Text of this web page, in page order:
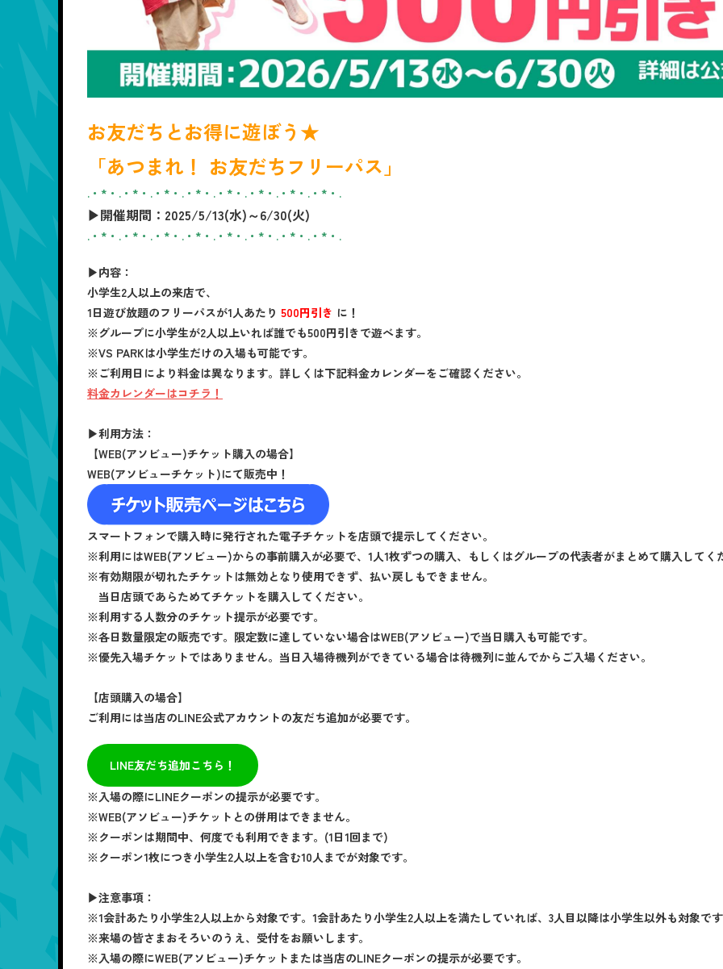
お友だちとお得に遊ぼう★
「あつまれ！ お友だちフリーパス」
.・*・.・*・.・*・.・*・.・*・.・*・.・*・.・*・.
▶開催期間：2025/5/13(水)～6/30(火)
.・*・.・*・.・*・.・*・.・*・.・*・.・*・.・*・.
▶内容：
小学生2人以上の来店で、
1日遊び放題のフリーパスが1人あたり 500円引き に！
※グループに小学生が2人以上いれば誰でも500円引きで遊べます。
※VS PARKは小学生だけの入場も可能です。
※ご利用日により料金は異なります。詳しくは下記料金カレンダーをご確認ください。
料金カレンダーはコチラ！
▶利用方法：
【WEB(アソビュー)チケット購入の場合】
WEB(アソビューチケット)にて販売中！
スマートフォンで購入時に発行された電子チケットを店頭で提示してください。
※利用にはWEB(アソビュー)からの事前購入が必要で、1人1枚ずつの購入、もしくはグループの代表者がまとめて購入してく
※有効期限が切れたチケットは無効となり使用できず、払い戻しもできません。
当日店頭であらためてチケットを購入してください。
※利用する人数分のチケット提示が必要です。
※各日数量限定の販売です。限定数に達していない場合はWEB(アソビュー)で当日購入も可能です。
※優先入場チケットではありません。当日入場待機列ができている場合は待機列に並んでからご入場ください。
【店頭購入の場合】
ご利用には当店のLINE公式アカウントの友だち追加が必要です。
LINE友だち追加こちら！
※入場の際にLINEクーポンの提示が必要です。
※WEB(アソビュー)チケットとの併用はできません。
※クーポンは期間中、何度でも利用できます。(1日1回まで)
※クーポン1枚につき小学生2人以上を含む10人までが対象です。
▶注意事項：
※1会計あたり小学生2人以上から対象です。1会計あたり小学生2人以上を満たしていれば、3人目以降は小学生以外も対象で
※来場の皆さまおそろいのうえ、受付をお願いします。
※入場の際にWEB(アソビュー)チケットまたは当店のLINEクーポンの提示が必要です。